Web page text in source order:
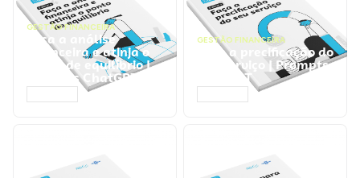
GESTÃO FINANCEIRA
Faça a análise
financeira e atinja o
ponto de equilíbrio |
Prompts ChatGPT
GESTÃO FINANCEIRA
Faça a precificação do
seu serviço | Prompts
ChatGPT